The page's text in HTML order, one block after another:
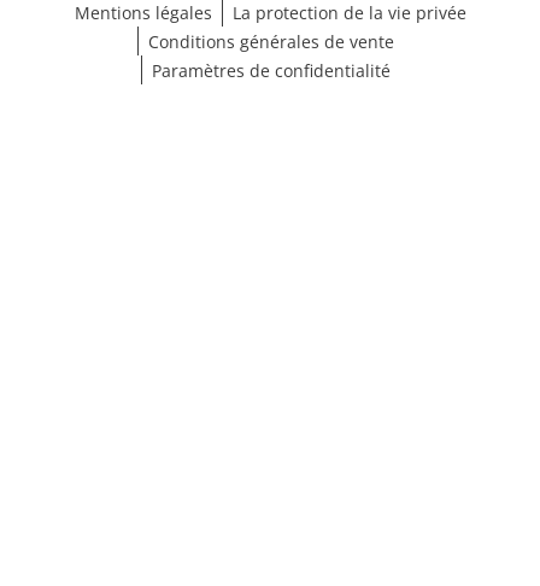
Mentions légales
La protection de la vie privée
Conditions générales de vente
Paramètres de confidentialité